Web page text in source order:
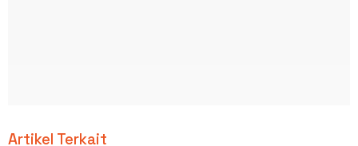
Artikel Terkait